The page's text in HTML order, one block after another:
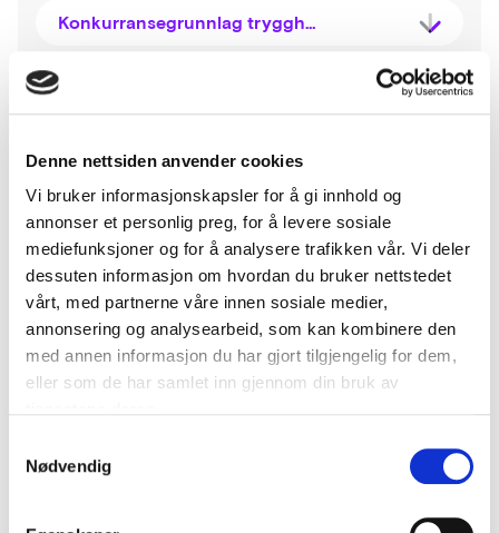
Denne nettsiden anvender cookies
Vi bruker informasjonskapsler for å gi innhold og
annonser et personlig preg, for å levere sosiale
mediefunksjoner og for å analysere trafikken vår. Vi deler
dessuten informasjon om hvordan du bruker nettstedet
vårt, med partnerne våre innen sosiale medier,
annonsering og analysearbeid, som kan kombinere den
med annen informasjon du har gjort tilgjengelig for dem,
eller som de har samlet inn gjennom din bruk av
Nødvendig
Konkurransegrunnlag trygghetsalarmer Osen kommune
Om anskaffelsen
Samlet et nettverk av kommuner for å lære metode
for innovative offentlige anskaffelser.
Vurdere behov
responssentertjenester.